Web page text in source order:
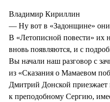
Владимир Кириллин
— Ну вот в «Задонщине»
В «Летописной повести» их
вновь появляются, и с
Вы начали наш разговор с
из «Сказания о Мамаевом
Дмитрий Донской
к преподобному Сергию,